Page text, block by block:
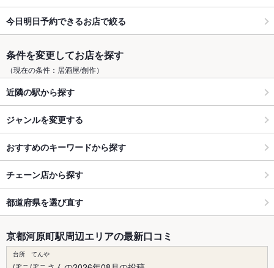
今日明日予約できるお店で絞る
条件を変更してお店を探す
（現在の条件：居酒屋/創作）
近隣の駅から探す
ジャンルを変更する
おすすめのキーワードから探す
チェーン店から探す
都道府県を選び直す
京都河原町駅周辺エリアの最新口コミ
台所 てんや